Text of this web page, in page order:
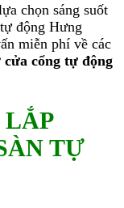
chọn sáng suốt
động Hưng
miễn phí về các
cổng tự động
TỰ